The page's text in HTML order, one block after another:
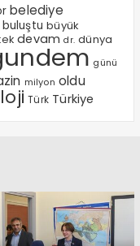
belediye
buluştu büyük
devam dr. dünya
günü
milyon oldu
Türk Türkiye